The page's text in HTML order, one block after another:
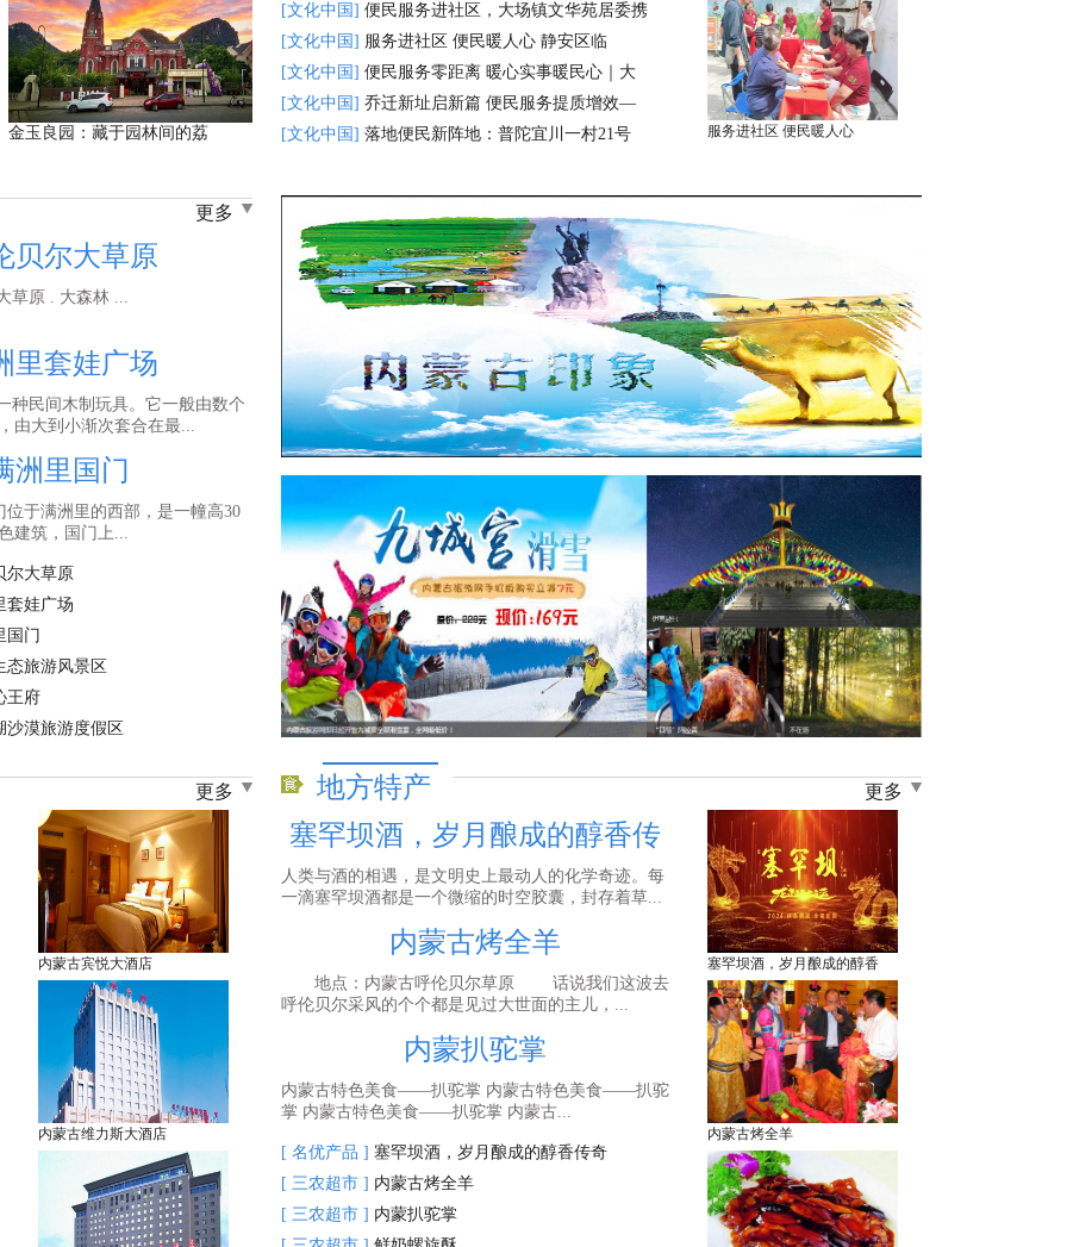
金玉良园：藏于园林间的荔
[文化中国] 便民服务进社区，大场镇文华苑居委携
[文化中国] 服务进社区 便民暖人心 静安区临
[文化中国] 便民服务零距离 暖心实事暖民心｜大
[文化中国] 乔迁新址启新篇 便民服务提质增效—
[文化中国] 落地便民新阵地：普陀宜川一村21号 服务进社区 便民暖人心
更多
贝尔大草原
草原 . 大森林 ...
里套娃广场
种民间木制玩具。它一般由数个
由大到小渐次套合在最...
洲里国门
位于满洲里的西部，是一幢高30
建筑，国门上...
尔大草原
套娃广场
国门
旅游风景区
王府
漠旅游度假区
更多
内蒙古宾悦大酒店
内蒙古维力斯大酒店
地方特产 更多
塞罕坝酒，岁月酿成的醇香传
人类与酒的相遇，是文明史上最动人的化学奇迹。每
一滴塞罕坝酒都是一个微缩的时空胶囊，封存着草...
内蒙古烤全羊
地点：内蒙古呼伦贝尔草原 话说我们这波去
呼伦贝尔采风的个个都是见过大世面的主儿，...
内蒙扒驼掌
内蒙古特色美食——扒驼掌 内蒙古特色美食——扒驼
掌 内蒙古特色美食——扒驼掌 内蒙古...
[ 名优产品 ] 塞罕坝酒，岁月酿成的醇香传奇
[ 三农超市 ] 内蒙古烤全羊
[ 三农超市 ] 内蒙扒驼掌
塞罕坝酒，岁月酿成的醇香
内蒙古烤全羊